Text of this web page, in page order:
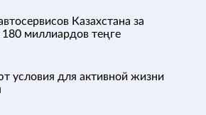
Казахстана за
180 миллиардов теңге
условия для активной жизни